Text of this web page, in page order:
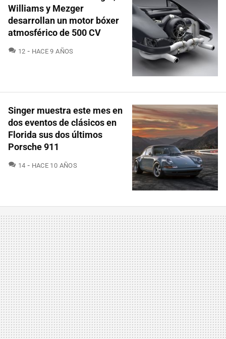
Williams y Mezger
desarrollan un motor bóxer
atmosférico de 500 CV
12 COMENTARIOS
HACE 9 AÑOS
Singer muestra este mes en
dos eventos de clásicos en
Florida sus dos últimos
Porsche 911
14 COMENTARIOS
HACE 10 AÑOS